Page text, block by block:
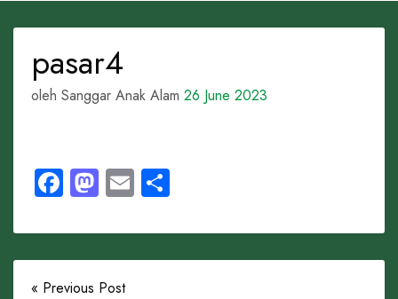
pasar4
oleh Sanggar Anak Alam 26 June 2023
Facebook
Mastodon
Email
« Previous Post